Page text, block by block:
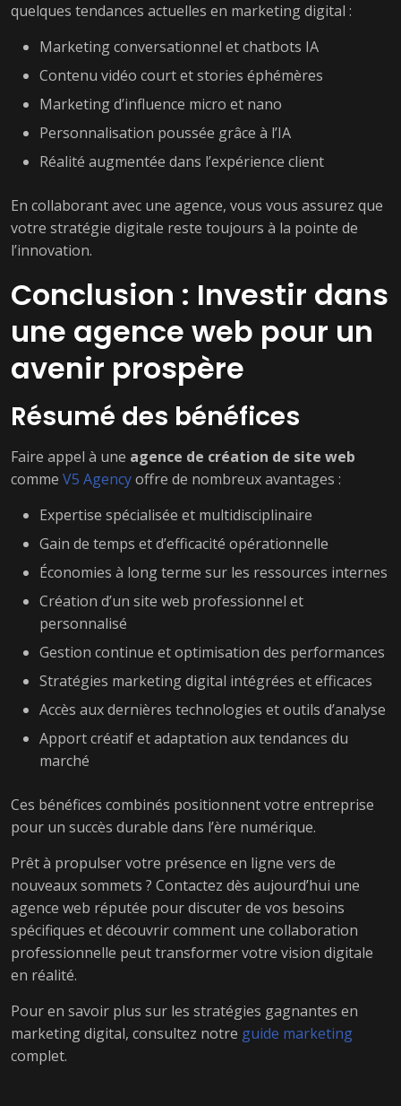
quelques tendances actuelles en marketing digital :
Marketing conversationnel et chatbots IA
Contenu vidéo court et stories éphémères
Marketing d’influence micro et nano
Personnalisation poussée grâce à l’IA
Réalité augmentée dans l’expérience client
En collaborant avec une agence, vous vous assurez que
votre stratégie digitale reste toujours à la pointe de
l’innovation.
Conclusion : Investir dans
une agence web pour un
avenir prospère
Résumé des bénéfices
Faire appel à une agence de création de site web
comme V5 Agencyoffre de nombreux avantages :
Expertise spécialisée et multidisciplinaire
Gain de temps et d’efficacité opérationnelle
Économies à long terme sur les ressources internes
Création d’un site web professionnel et
personnalisé
Gestion continue et optimisation des performances
Stratégies marketing digital intégrées et efficaces
Accès aux dernières technologies et outils d’analyse
Apport créatif et adaptation aux tendances du
marché
Ces bénéfices combinés positionnent votre entreprise
pour un succès durable dans l’ère numérique.
Prêt à propulser votre présence en ligne vers de
nouveaux sommets ? Contactez dès aujourd’hui une
agence web réputée pour discuter de vos besoins
spécifiques et découvrir comment une collaboration
professionnelle peut transformer votre vision digitale
en réalité.
Pour en savoir plus sur les stratégies gagnantes en
marketing digital, consultez notre guide marketing
complet.